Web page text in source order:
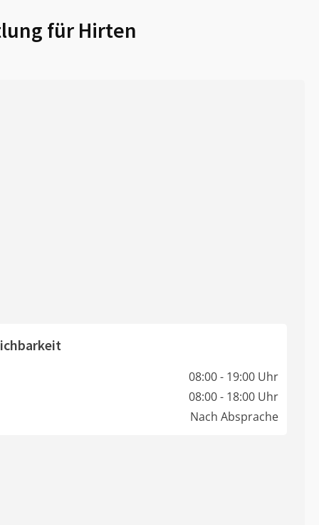
für Hirten
08:00 - 19:00 Uhr
08:00 - 18:00 Uhr
Nach Absprache